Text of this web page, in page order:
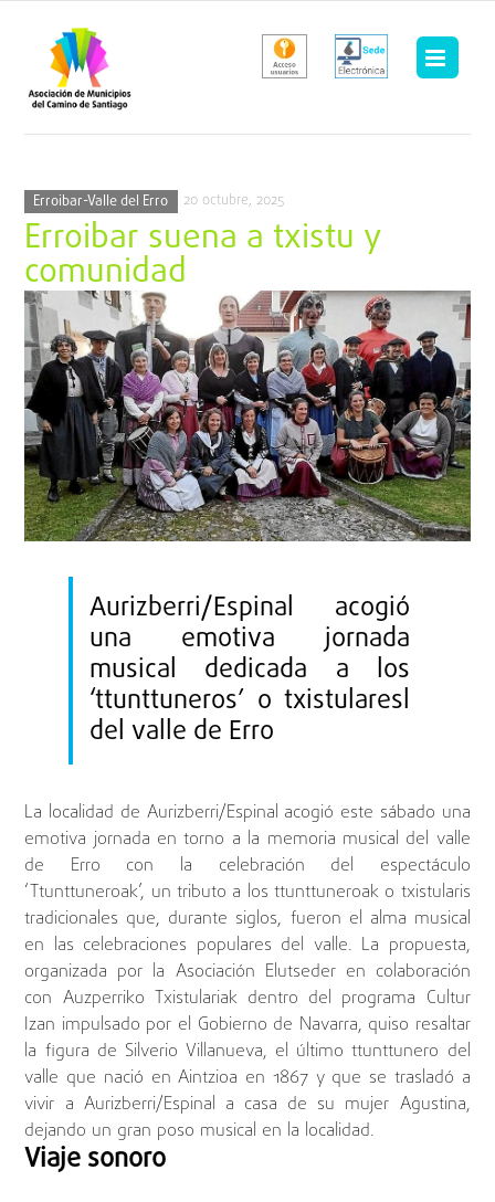
contenido
Erroibar-Valle del Erro 20 octubre, 2025
Erroibar suena a txistu y
comunidad
Aurizberri/Espinal acogió
una emotiva jornada
musical dedicada a los
‘ttunttuneros’ o txistularesl
del valle de Erro
La localidad de Aurizberri/Espinal acogió este sábado una
emotiva jornada en torno a la memoria musical del valle
de Erro con la celebración del espectáculo
‘Ttunttuneroak’, un tributo a los ttunttuneroak o txistularis
tradicionales que, durante siglos, fueron el alma musical
en las celebraciones populares del valle. La propuesta,
organizada por la Asociación Elutseder en colaboración
con Auzperriko Txistulariak dentro del programa Cultur
Izan impulsado por el Gobierno de Navarra, quiso resaltar
la figura de Silverio Villanueva, el último ttunttunero del
valle que nació en Aintzioa en 1867 y que se trasladó a
vivir a Aurizberri/Espinal a casa de su mujer Agustina,
dejando un gran poso musical en la localidad.
Viaje sonoro